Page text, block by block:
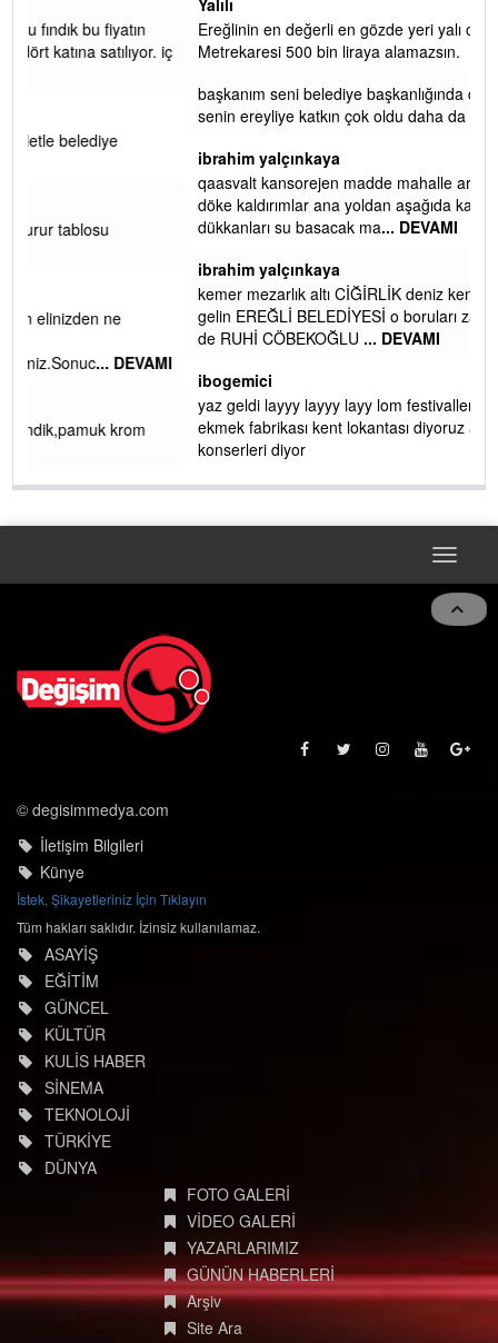
Ereğlinin en değerli en gözde yeri yalı caddesi ve çevresidir.
Metrekaresi 500 bin liraya alamazsın.
başkanım seni belediye başkanlığında da görmek isteriz
senin ereyliye katkın çok oldu daha da olacaktır
ibrahim yalçınkaya
qaasvalt kansorejen madde mahalle aralarında asvalt döke
döke kaldırımlar ana yoldan aşağıda kaldı bi yağmurda
dükkanları su basacak ma... DEVAMI
kemer mezarlık altı CİĞİRLİK deniz kenarına giden yola
gelin EREĞLİ BELEDİYESİ o boruları zamanında tüm ereğli
de RUHİ CÖBEKOĞLU... DEVAMI
yaz geldi layyy layyy layy lom festivalleri başladı biz halk
ekmek fabrikası kent lokantası diyoruz ağacum yaz
Toggle
© degisimmedya.com
İletişim Bilgileri
Künye
İstek, Şikayetleriniz İçin Tıklayın
Tüm hakları saklıdır. İzinsiz kullanılamaz.
ASAYİŞ
EĞİTİM
GÜNCEL
KÜLTÜR
KULİS HABER
SİNEMA
TEKNOLOJİ
TÜRKİYE
DÜNYA
FOTO GALERİ
VİDEO GALERİ
YAZARLARIMIZ
GÜNÜN HABERLERİ
Arşiv
Site Ara